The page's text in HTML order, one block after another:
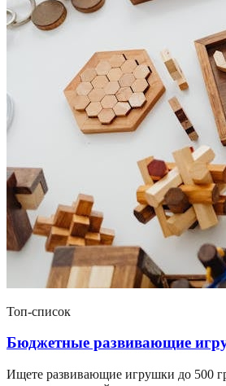
Топ-список
Бюджетные развивающие
Ищете развивающие игрушки до 500